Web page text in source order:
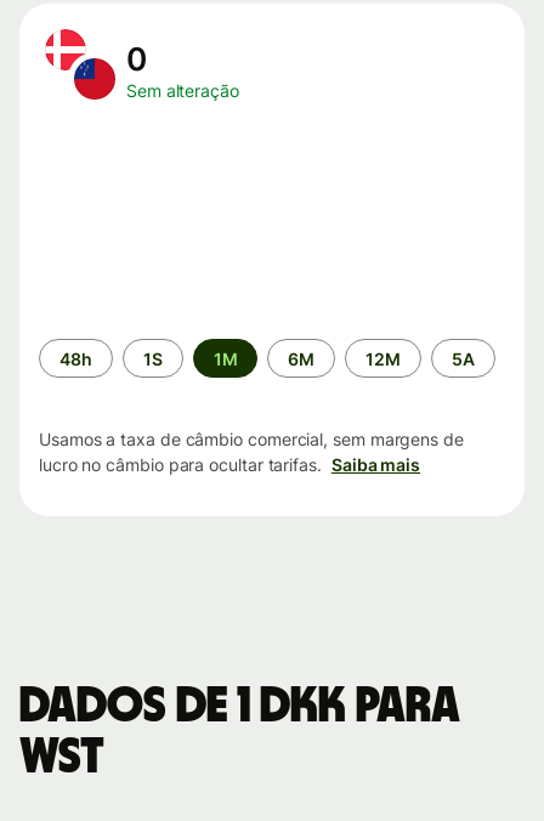
0
Sem alteração
Período
de
48h 1S 1M 6M 12M 5A
Usamos a taxa de câmbio comercial, sem margens de
lucro no câmbio para ocultar tarifas. Saiba mais
Dados de 1 DKK para
WST